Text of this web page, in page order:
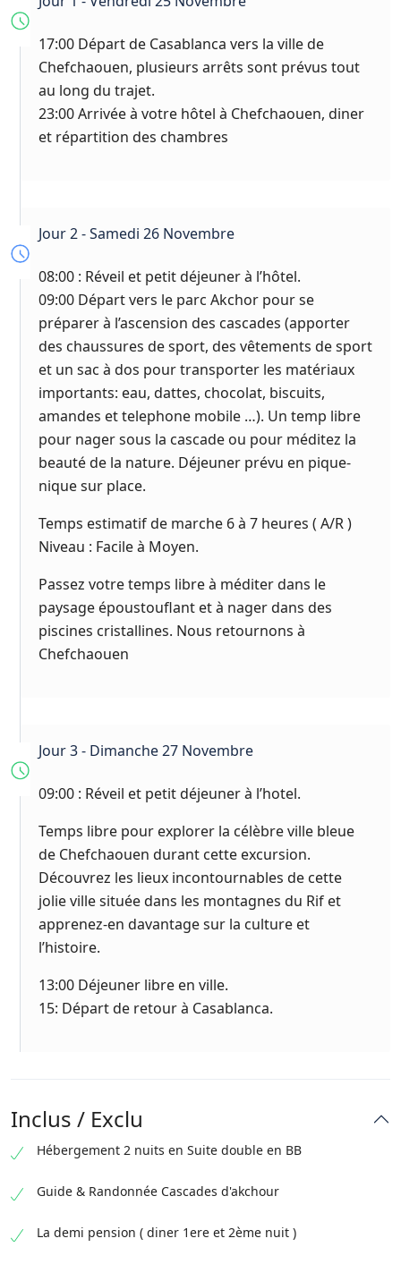
17:00 Départ de Casablanca vers la ville de
Chefchaouen, plusieurs arrêts sont prévus tout
au long du trajet.
23:00 Arrivée à votre hôtel à Chefchaouen, diner
et répartition des chambres
Jour 2 - Samedi 26 Novembre
08:00 : Réveil et petit déjeuner à l’hôtel.
09:00 Départ vers le parc Akchor pour se
préparer à l’ascension des cascades (apporter
des chaussures de sport, des vêtements de sport
et un sac à dos pour transporter les matériaux
importants: eau, dattes, chocolat, biscuits,
amandes et telephone mobile …). Un temp libre
pour nager sous la cascade ou pour méditez la
beauté de la nature. Déjeuner prévu en pique-
nique sur place.
Temps estimatif de marche 6 à 7 heures ( A/R )
Niveau : Facile à Moyen.
Passez votre temps libre à méditer dans le
paysage époustouflant et à nager dans des
piscines cristallines. Nous retournons à
Chefchaouen
Jour 3 - Dimanche 27 Novembre
09:00 : Réveil et petit déjeuner à l’hotel.
Temps libre pour explorer la célèbre ville bleue
de Chefchaouen durant cette excursion.
Découvrez les lieux incontournables de cette
jolie ville située dans les montagnes du Rif et
apprenez-en davantage sur la culture et
l’histoire.
13:00 Déjeuner libre en ville.
15: Départ de retour à Casablanca.
Inclus / Exclu
Hébergement 2 nuits en Suite double en BB
Guide & Randonnée Cascades d'akchour
La demi pension ( diner 1ere et 2ème nuit )